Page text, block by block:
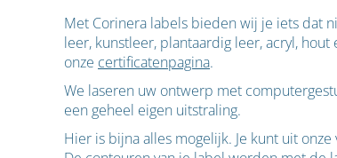
Met Corinera labels bieden wij je iets dat
leer, kunstleer, plantaardig leer, acryl,
onze certificatenpagina.
We laseren uw ontwerp met
een geheel eigen uitstraling.
Hier is bijna alles mogelijk. Je kunt uit